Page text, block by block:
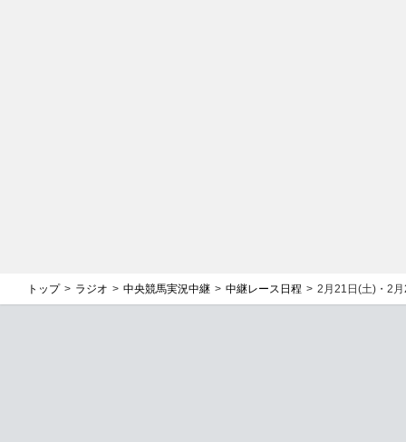
トップ ラジオ 中央競馬実況中継 中継レース日程 2月21日(土)・2